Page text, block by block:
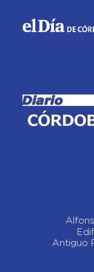
Antiguo